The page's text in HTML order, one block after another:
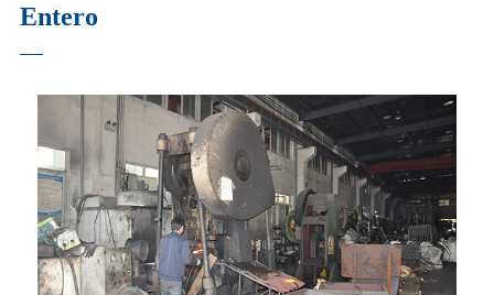
Entero